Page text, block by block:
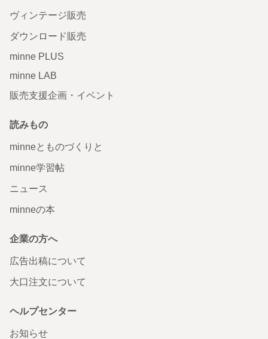
ヴィンテージ販売
ダウンロード販売
minne PLUS
minne LAB
販売支援企画・イベント
読みもの
minneとものづくりと
minne学習帖
ニュース
minneの本
企業の方へ
広告出稿について
大口注文について
ヘルプセンター
お知らせ